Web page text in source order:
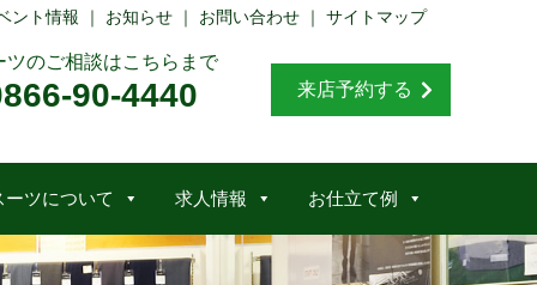
ント情報 ｜ お知らせ ｜ お問い合わせ ｜ サイトマップ
ツのご相談はこちらまで
90-4440 来店予約する
ーツについて 求人情報 お仕立て例